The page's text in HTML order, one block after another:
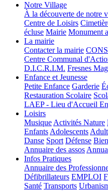
Notre Village
À la découverte de notre
Centre de Loisirs
écluse Mairie Monument
La mairie
Contacter la mairie
Centre Communal
D.I.C.R.I.M. Fresnes
Enfance et Jeunesse
Petite Enfance Garderie
Restauration Scolaire
LAEP - Lieu d'Accueil
Loisirs
Musique Activités Nature
Enfants Adolescents
Danse Sport Défense
Annuaire des assos
Infos Pratiques
Annuaire des
Défibrillateurs EMPLOI
Santé Transports